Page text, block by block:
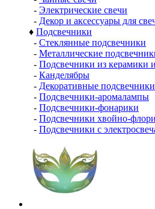
- Электрические свечи
- Декор и аксессуары для
♦ Подсвечники
- Стеклянные подсвечники
- Металлические
- Подсвечники из керамики
- Канделябры
- Декоративные подсвечники
- Подсвечники-аромалампы
- Подсвечники-фонарики
- Подсвечники хвойно-
- Подсвечники с